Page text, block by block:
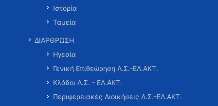
Ιστορία
Ταμεία
ΔΙΑΡΘΡΩΣΗ
Ηγεσία
Γενική Επιθεώρηση Λ.Σ.-ΕΛ.ΑΚΤ.
Κλάδοι Λ.Σ. - ΕΛ.ΑΚΤ.
Περιφερειακές Διοικήσεις Λ.Σ.-ΕΛ.ΑΚΤ.